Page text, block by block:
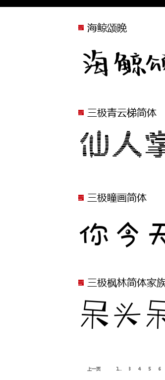
海鲸颂晚
海鲸
三极青云梯简体
仙人
三极瞳画简体
你今
三极枫林简体家
呆头
上一页 1... 3 4 5 6